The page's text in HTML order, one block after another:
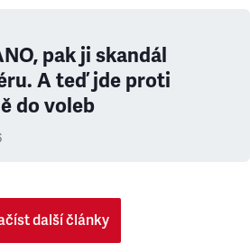
pak ji skandál
A teď jde proti
do voleb
další články